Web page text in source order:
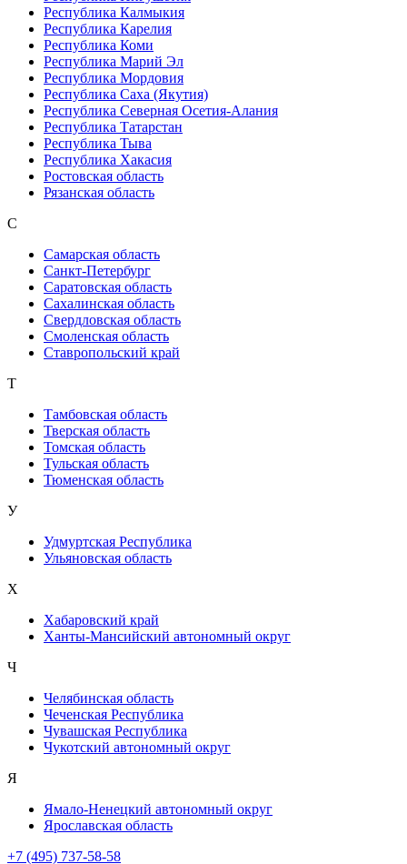
Республика Калмыкия
Республика Карелия
Республика Коми
Республика Марий Эл
Республика Мордовия
Республика Саха (Якутия)
Республика Северная Осетия-Алания
Республика Татарстан
Республика Тыва
Республика Хакасия
Ростовская область
Рязанская область
С
Самарская область
Санкт-Петербург
Саратовская область
Сахалинская область
Свердловская область
Смоленская область
Ставропольский край
Т
Тамбовская область
Тверская область
Томская область
Тульская область
Тюменская область
У
Удмуртская Республика
Ульяновская область
Х
Хабаровский край
Ханты-Мансийский автономный округ
Ч
Челябинская область
Чеченская Республика
Чувашская Республика
Чукотский автономный округ
Я
Ямало-Ненецкий автономный округ
Ярославская область
+7 (495) 737-58-58